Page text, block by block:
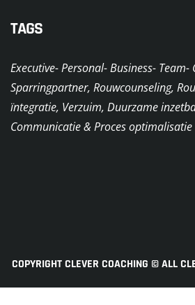
TAGS
Executive- Personal- Business- Team-
Sparringpartner, Rouwcounseling,
ïntegratie, Verzuim, Duurzame
Communicatie & Proces optimalisatie
COPYRIGHT CLEVER COACHING © ALL